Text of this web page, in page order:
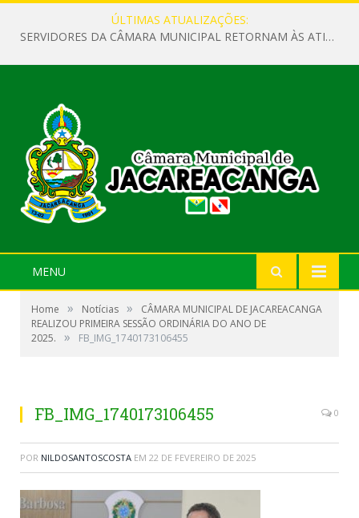
ÚLTIMAS ATUALIZAÇÕES:
SERVIDORES DA CÂMARA MUNICIPAL RETORNAM ÀS ATIVIDADES APÓS O RECESSO PARLAMENTAR
MENU
Home » Notícias »
CÂMARA MUNICIPAL DE JACAREACANGA
REALIZOU PRIMEIRA SESSÃO ORDINÁRIA DO ANO DE
2025.
» FB_IMG_1740173106455
FB_IMG_1740173106455 0
POR NILDOSANTOSCOSTA EM 22 DE FEVEREIRO DE 2025